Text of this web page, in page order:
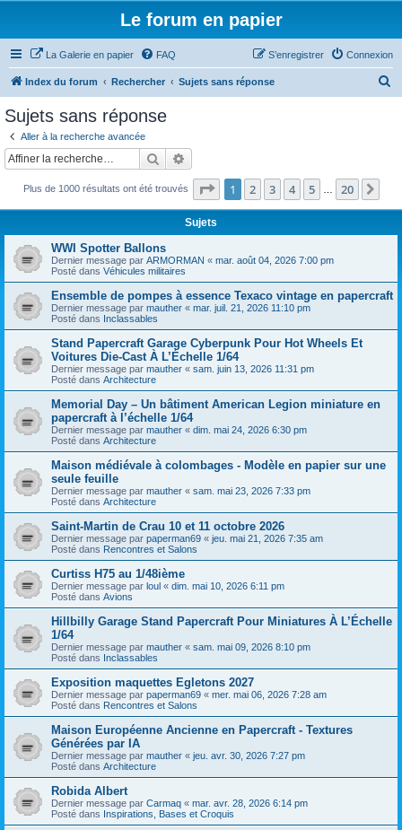
Le forum en papier
La Galerie en papier FAQ Connexion
S’enregistrer
Index du forum Rechercher Sujets sans réponse
c
Sujets sans réponse
Aller à la recherche avancée
Rechercher
Plus de 1000 résultats ont été trouvés Page 1sur20
1 2 3 4 5 20
Sujets
WWI Spotter Ballons
Dernier message par ARMORMAN « mar. août 04, 2026 7:00 pm
Posté dans Véhicules militaires
Ensemble de pompes à essence Texaco vintage en papercraft
Dernier message par mauther « mar. juil. 21, 2026 11:10 pm
Posté dans Inclassables
Stand Papercraft Garage Cyberpunk Pour Hot Wheels Et
Voitures Die-Cast À L’Échelle 1/64
Dernier message par mauther « sam. juin 13, 2026 11:31 pm
Posté dans Architecture
Memorial Day – Un bâtiment American Legion miniature en
papercraft à l’échelle 1/64
Dernier message par mauther « dim. mai 24, 2026 6:30 pm
Posté dans Architecture
Maison médiévale à colombages - Modèle en papier sur une
seule feuille
Dernier message par mauther « sam. mai 23, 2026 7:33 pm
Posté dans Architecture
Saint-Martin de Crau 10 et 11 octobre 2026
Dernier message par paperman69 « jeu. mai 21, 2026 7:35 am
Posté dans Rencontres et Salons
Curtiss H75 au 1/48ième
Dernier message par loul « dim. mai 10, 2026 6:11 pm
Posté dans Avions
Hillbilly Garage Stand Papercraft Pour Miniatures À L’Échelle
1/64
Dernier message par mauther « sam. mai 09, 2026 8:10 pm
Posté dans Inclassables
Exposition maquettes Egletons 2027
Dernier message par paperman69 « mer. mai 06, 2026 7:28 am
Posté dans Rencontres et Salons
Maison Européenne Ancienne en Papercraft - Textures
Générées par IA
Dernier message par mauther « jeu. avr. 30, 2026 7:27 pm
Posté dans Architecture
Robida Albert
Dernier message par Carmaq « mar. avr. 28, 2026 6:14 pm
Posté dans Inspirations, Bases et Croquis